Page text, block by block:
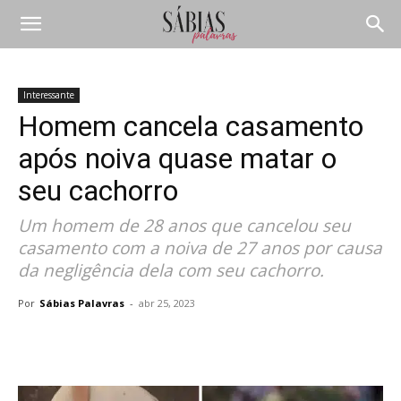
Interessante
Homem cancela casamento
após noiva quase matar o
seu cachorro
Um homem de 28 anos que cancelou seu
casamento com a noiva de 27 anos por causa
da negligência dela com seu cachorro.
Por Sábias Palavras - abr 25, 2023